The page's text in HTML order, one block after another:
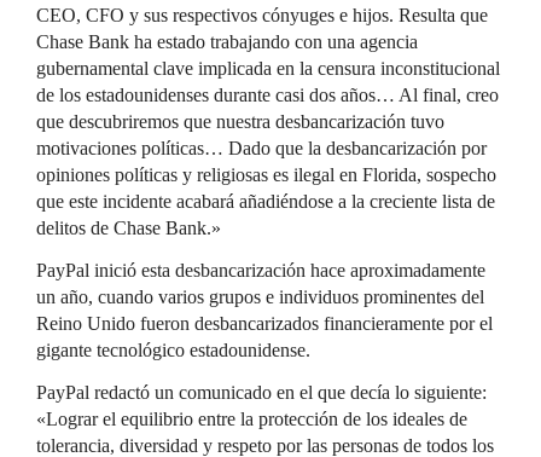
CEO, CFO y sus respectivos cónyuges e hijos. Resulta que
Chase Bank ha estado trabajando con una agencia
gubernamental clave implicada en la censura inconstitucional
de los estadounidenses durante casi dos años… Al final, creo
que descubriremos que nuestra desbancarización tuvo
motivaciones políticas… Dado que la desbancarización por
opiniones políticas y religiosas es ilegal en Florida, sospecho
que este incidente acabará añadiéndose a la creciente lista de
delitos de Chase Bank.»
PayPal inició esta desbancarización hace aproximadamente
un año, cuando varios grupos e individuos prominentes del
Reino Unido fueron desbancarizados financieramente por el
gigante tecnológico estadounidense.
PayPal redactó un comunicado en el que decía lo siguiente:
«Lograr el equilibrio entre la protección de los ideales de
tolerancia, diversidad y respeto por las personas de todos los